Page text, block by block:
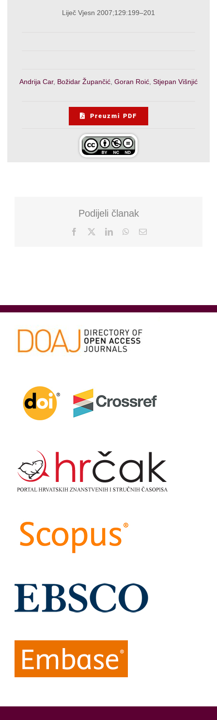
Liječ Vjesn 2007;129:199–201
Andrija Car, Božidar Župančić Goran Roić Stjepan Višnjić
Preuzmi PDF
Podijeli članak
Facebook LinkedInWhatsApp
Email: